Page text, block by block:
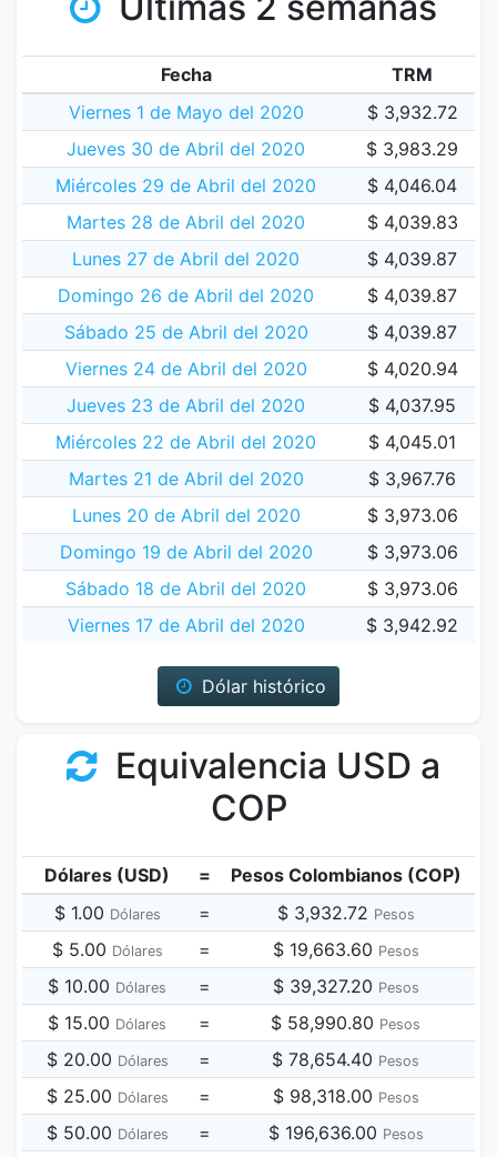
Fecha
TRM
Viernes 1 de Mayo del 2020
$ 3,932.72
Jueves 30 de Abril del 2020
$ 3,983.29
Miércoles 29 de Abril del 2020
$ 4,046.04
Martes 28 de Abril del 2020
$ 4,039.83
Lunes 27 de Abril del 2020
$ 4,039.87
Domingo 26 de Abril del 2020
$ 4,039.87
Sábado 25 de Abril del 2020
$ 4,039.87
Viernes 24 de Abril del 2020
$ 4,020.94
Jueves 23 de Abril del 2020
$ 4,037.95
Miércoles 22 de Abril del 2020
$ 4,045.01
Martes 21 de Abril del 2020
$ 3,967.76
Lunes 20 de Abril del 2020
$ 3,973.06
Domingo 19 de Abril del 2020
$ 3,973.06
Sábado 18 de Abril del 2020
$ 3,973.06
Viernes 17 de Abril del 2020
$ 3,942.92
Dólar histórico
Equivalencia USD a
COP
Dólares (USD) =
Pesos Colombianos (COP)
$ 1.00 Dólares = $ 3,932.72 Pesos
$ 5.00 Dólares = $ 19,663.60 Pesos
$ 10.00 Dólares = $ 39,327.20 Pesos
$ 15.00 Dólares = $ 58,990.80 Pesos
$ 20.00 Dólares = $ 78,654.40 Pesos
$ 25.00 Dólares = $ 98,318.00 Pesos
$ 50.00 Dólares = $ 196,636.00 Pesos